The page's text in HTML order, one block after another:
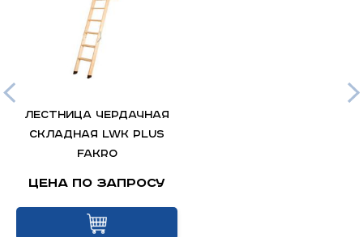
Лестница чердачная
складная LWK Plus
FAKRO
Цена по запросу